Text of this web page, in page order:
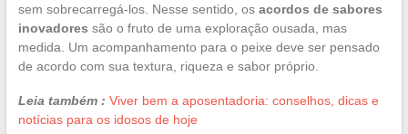
sem sobrecarregá-los. Nesse sentido, os acordos de sabores
inovadores são o fruto de uma exploração ousada, mas
medida. Um acompanhamento para o peixe deve ser pensado
de acordo com sua textura, riqueza e sabor próprio.
Leia também : Viver bem a aposentadoria: conselhos, dicas e
notícias para os idosos de hoje